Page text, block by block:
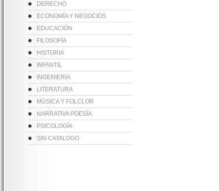
DERECHO
ECONOMÍA Y NEGOCIOS
EDUCACIÓN
FILOSOFÍA
HISTORIA
INFANTIL
INGENIERÍA
LITERATURA
MÚSICA Y FOLCLOR
NARRATIVA POESÍA
PSICOLOGÍA
SIN CATALOGO